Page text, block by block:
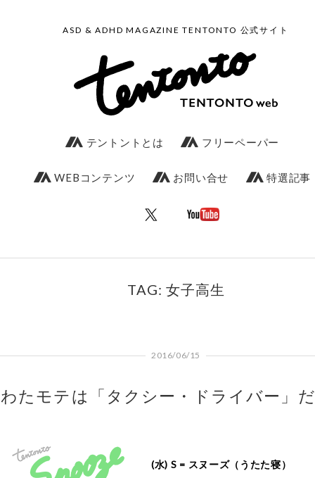
ASD & ADHD MAGAZINE TENTONTO 公式サイト
テントントとは フリーペーパー
WEBコンテンツ お問い合せ 特選記事
TAG: 女子高生
2016/06/15
わたモテは「タクシー・ドライバー」
(水) S = スヌーズ（うたた寝）